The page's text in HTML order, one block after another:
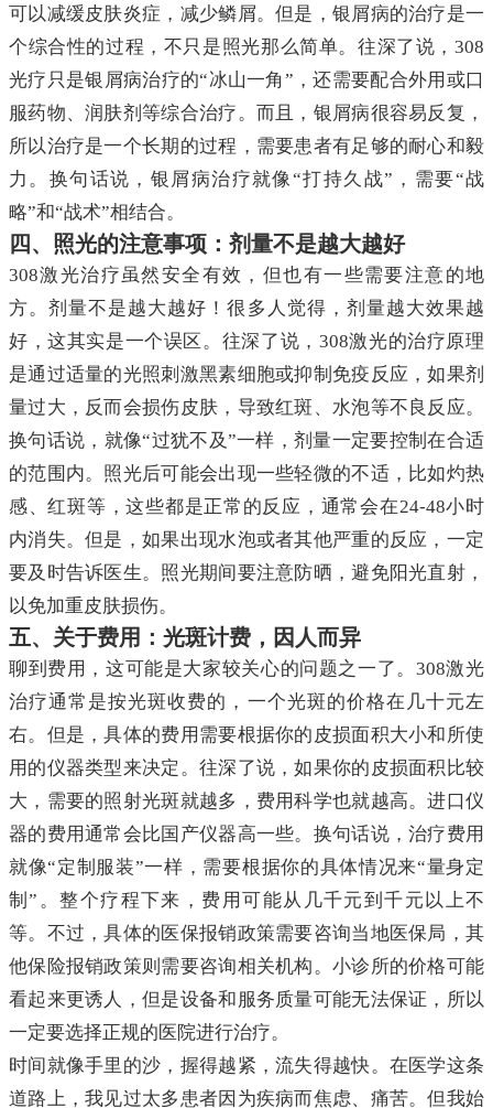
可以减缓皮肤炎症，减少鳞屑。但是，银屑病的治疗是一
个综合性的过程，不只是照光那么简单。往深了说，308
光疗只是银屑病治疗的“冰山一角”，还需要配合外用或口
服药物、润肤剂等综合治疗。而且，银屑病很容易反复，
所以治疗是一个长期的过程，需要患者有足够的耐心和毅
力。换句话说，银屑病治疗就像“打持久战”，需要“战
略”和“战术”相结合。
四、照光的注意事项：剂量不是越大越好
308激光治疗虽然安全有效，但也有一些需要注意的地
方。剂量不是越大越好！很多人觉得，剂量越大效果越
好，这其实是一个误区。往深了说，308激光的治疗原理
是通过适量的光照刺激黑素细胞或抑制免疫反应，如果剂
量过大，反而会损伤皮肤，导致红斑、水泡等不良反应。
换句话说，就像“过犹不及”一样，剂量一定要控制在合适
的范围内。照光后可能会出现一些轻微的不适，比如灼热
感、红斑等，这些都是正常的反应，通常会在24-48小时
内消失。但是，如果出现水泡或者其他严重的反应，一定
要及时告诉医生。照光期间要注意防晒，避免阳光直射，
以免加重皮肤损伤。
五、关于费用：光斑计费，因人而异
聊到费用，这可能是大家较关心的问题之一了。308激光
治疗通常是按光斑收费的，一个光斑的价格在几十元左
右。但是，具体的费用需要根据你的皮损面积大小和所使
用的仪器类型来决定。往深了说，如果你的皮损面积比较
大，需要的照射光斑就越多，费用科学也就越高。进口仪
器的费用通常会比国产仪器高一些。换句话说，治疗费用
就像“定制服装”一样，需要根据你的具体情况来“量身定
制”。整个疗程下来，费用可能从几千元到千元以上不
等。不过，具体的医保报销政策需要咨询当地医保局，其
他保险报销政策则需要咨询相关机构。小诊所的价格可能
看起来更诱人，但是设备和服务质量可能无法保证，所以
一定要选择正规的医院进行治疗。
时间就像手里的沙，握得越紧，流失得越快。在医学这条
道路上，我见过太多患者因为疾病而焦虑、痛苦。但我始